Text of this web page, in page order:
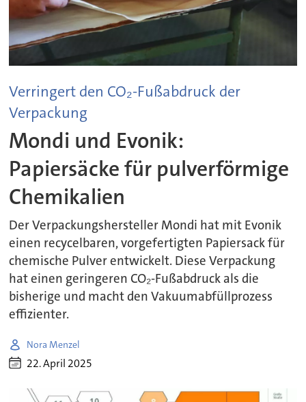
Verringert den CO₂-Fußabdruck der
Verpackung
Mondi und Evonik:
Papiersäcke für pulverförmige
Chemikalien
Der Verpackungshersteller Mondi hat mit Evonik
einen recycelbaren, vorgefertigten Papiersack für
chemische Pulver entwickelt. Diese Verpackung
hat einen geringeren CO₂-Fußabdruck als die
bisherige und macht den Vakuumabfüllprozess
effizienter.
Nora Menzel
22. April 2025